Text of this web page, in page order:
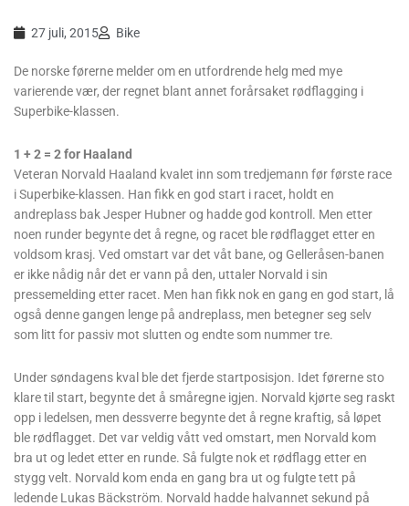
27 juli, 2015 Bike
De norske førerne melder om en utfordrende helg med mye
varierende vær, der regnet blant annet forårsaket rødflagging i
Superbike-klassen.
1 + 2 = 2 for Haaland
Veteran Norvald Haaland kvalet inn som tredjemann før første race
i Superbike-klassen. Han fikk en god start i racet, holdt en
andreplass bak Jesper Hubner og hadde god kontroll. Men etter
noen runder begynte det å regne, og racet ble rødflagget etter en
voldsom krasj. Ved omstart var det våt bane, og Gelleråsen-banen
er ikke nådig når det er vann på den, uttaler Norvald i sin
pressemelding etter racet. Men han fikk nok en gang en god start, lå
også denne gangen lenge på andreplass, men betegner seg selv
som litt for passiv mot slutten og endte som nummer tre.
Under søndagens kval ble det fjerde startposisjon. Idet førerne sto
klare til start, begynte det å småregne igjen. Norvald kjørte seg raskt
opp i ledelsen, men dessverre begynte det å regne kraftig, så løpet
ble rødflagget. Det var veldig vått ved omstart, men Norvald kom
bra ut og ledet etter en runde. Så fulgte nok et rødflagg etter en
stygg velt. Norvald kom enda en gang bra ut og fulgte tett på
ledende Lukas Bäckström. Norvald hadde halvannet sekund på